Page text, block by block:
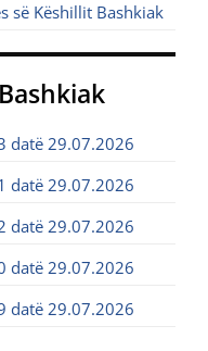
së Këshillit Bashkiak
datë 29.07.2026
datë 29.07.2026
datë 29.07.2026
datë 29.07.2026
datë 29.07.2026